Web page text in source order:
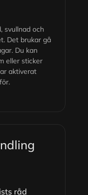
svullnad och
Det brukar gå
Du kan
eller sticker
aktiverat
råd